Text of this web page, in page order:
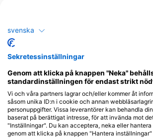
M S O D F
Visa fler djur
svenska
Sekretessinställningar
Genom att klicka på knappen "Neka"
standardinställningen för endast strikt
Vi och våra partners lagrar och/eller kommer åt
såsom unika ID:n i cookie och annan
personuppgifter. Vissa leverantörer kan behandla
baserat på berättigat intresse, för att invända mot
"Inställningar". Du kan acceptera, neka eller
genom att klicka på knappen "Hantera